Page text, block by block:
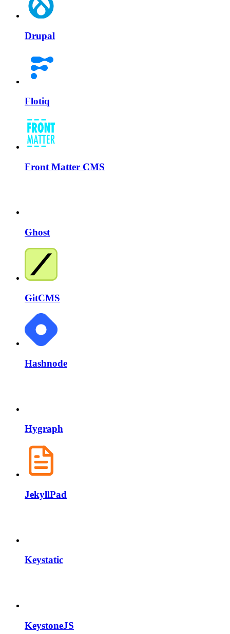
Drupal
Flotiq
Front Matter CMS
Ghost
GitCMS
Hashnode
Hygraph
JekyllPad
Keystatic
KeystoneJS